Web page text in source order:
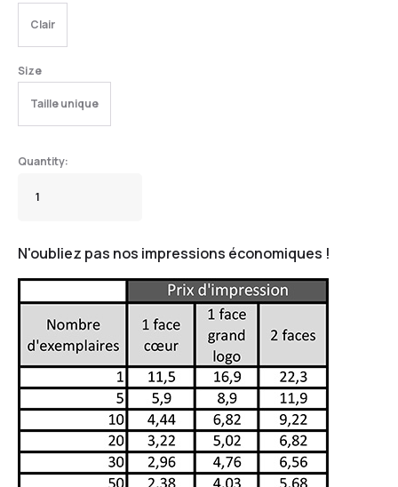
Clair
Size
Taille unique
N'oubliez pas nos impressions économiques !